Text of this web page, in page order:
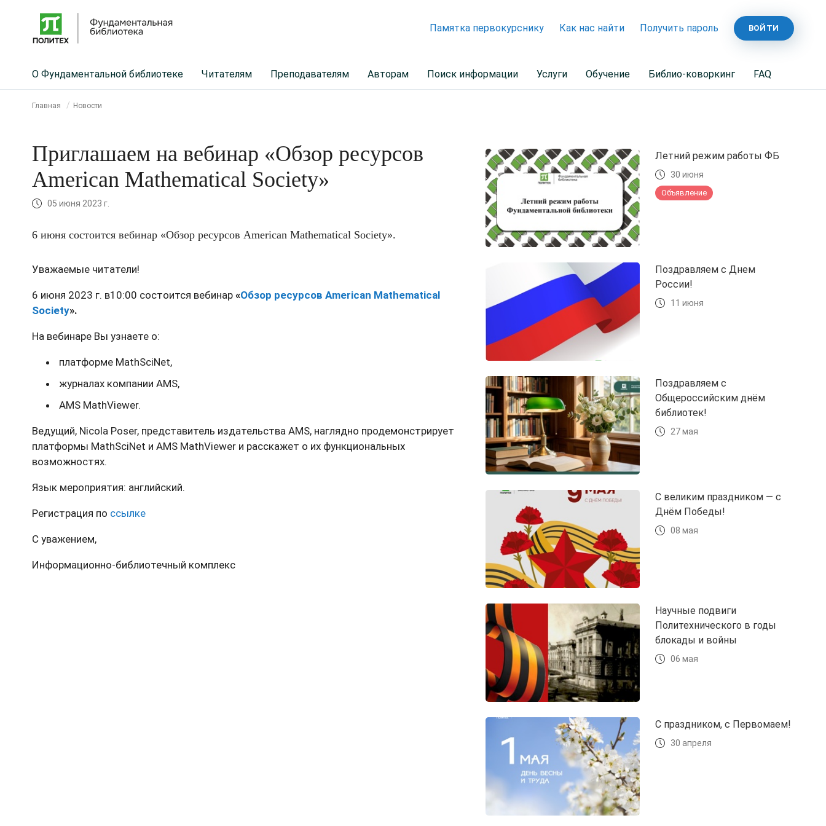
Памятка первокурснику Как нас найти Получить пароль ВОЙТИ
О Фундаментальной библиотеке Читателям Преподавателям Авторам Поиск информации Услуги Обучение Библио-коворкинг FAQ
Главная Новости
Приглашаем на вебинар «Обзор ресурсов
American Mathematical Society»
05 июня 2023 г.
6 июня состоится вебинар «Обзор ресурсов American Mathematical Society».
Уважаемые читатели!
6 июня 2023 г. в10:00 состоится вебинар «Обзор ресурсов American Mathematical
Society».
На вебинаре Вы узнаете о:
платформе MathSciNet,
журналах компании AMS,
AMS MathViewer.
Ведущий, Nicola Poser, представитель издательства AMS, наглядно продемонстрирует
платформы MathSciNet и AMS MathViewer и расскажет о их функциональных
возможностях.
Язык мероприятия: английский.
Регистрация по ссылке
С уважением,
Информационно-библиотечный комплекс
Летний режим работы ФБ
30 июня
Объявление
Поздравляем с Днем
России!
11 июня
Поздравляем с
Общероссийским днём
библиотек!
27 мая
С великим праздником — с
Днём Победы!
08 мая
Научные подвиги
Политехнического в годы
блокады и войны
06 мая
С праздником, с Первомаем!
30 апреля